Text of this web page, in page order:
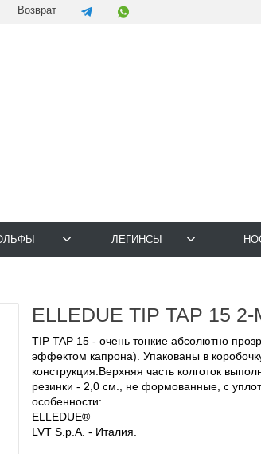
Возврат
ЛЕГИНСЫ
ELLEDUE TIP TAP 15
TIP TAP 15 - очень тонкие абсолютно
эффектом капрона). Упакованы в
конструкция:Верхняя часть колготок
резинки - 2,0 см., не формованные, с
особенности:
ELLEDUE®
LVT S.p.A. - Италия.